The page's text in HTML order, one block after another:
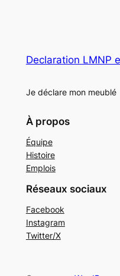
Declaration LMNP
Je déclare mon meublé
À propos
Équipe
Histoire
Emplois
Réseaux sociaux
Facebook
Instagram
Twitter/X